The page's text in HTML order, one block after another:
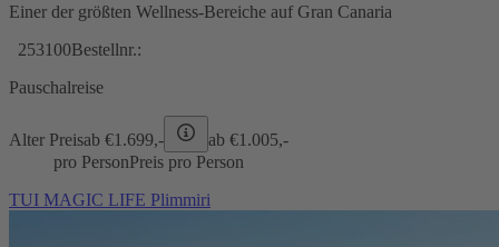
Einer der größten Wellness-Bereiche auf Gran Canaria
253100Bestellnr.:
Pauschalreise
Alter Preisab €1.699,- ab €1.005,-
pro PersonPreis pro Person
TUI MAGIC LIFE Plimmiri